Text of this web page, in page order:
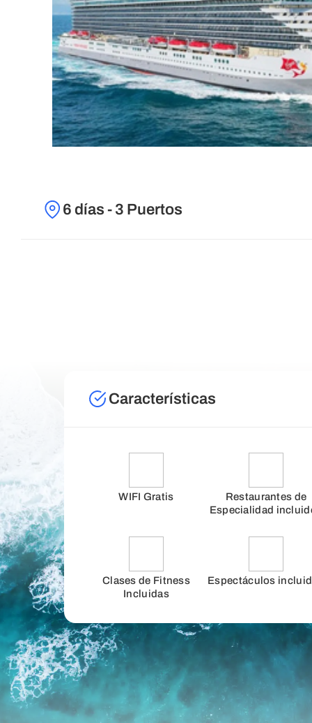
6 días - 3 Puertos
Características
WIFI Gratis
Restaurantes de
Especialidad
Clases de Fitness
Incluidas
Espectáculos